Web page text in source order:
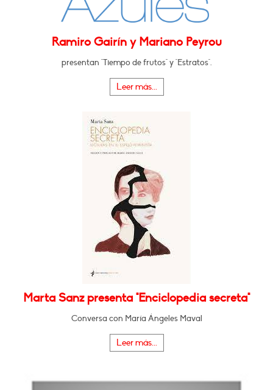
Ramiro Gairín y Mariano Peyrou
presentan "Tiempo de frutos" y "Estratos".
Leer más...
Marta Sanz presenta "Enciclopedia secreta"
Conversa con María Ángeles Maval
Leer más...